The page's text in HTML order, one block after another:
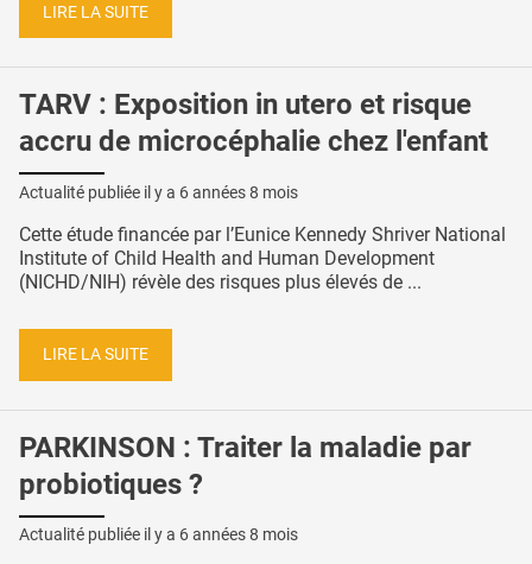
LIRE LA SUITE
TARV : Exposition in utero et risque
accru de microcéphalie chez l'enfant
Actualité publiée il y a 6 années 8 mois
Cette étude financée par l’Eunice Kennedy Shriver National
Institute of Child Health and Human Development
(NICHD/NIH) révèle des risques plus élevés de ...
LIRE LA SUITE
PARKINSON : Traiter la maladie par
probiotiques ?
Actualité publiée il y a 6 années 8 mois